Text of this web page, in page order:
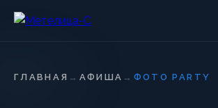
ГЛАВНАЯ → АФИША → ФОТО PARTY